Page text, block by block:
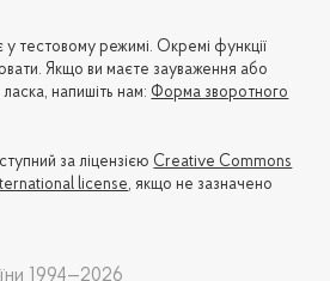
тестовому режимі. Окремі функції
Якщо ви маєте зауваження або
напишіть нам: Форма зворотного
за ліцензією Creative Commons
license, якщо не зазначено
1994—2026